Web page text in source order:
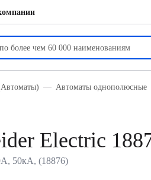
Автоматы однополюсные
Electric
50кА, (18876)